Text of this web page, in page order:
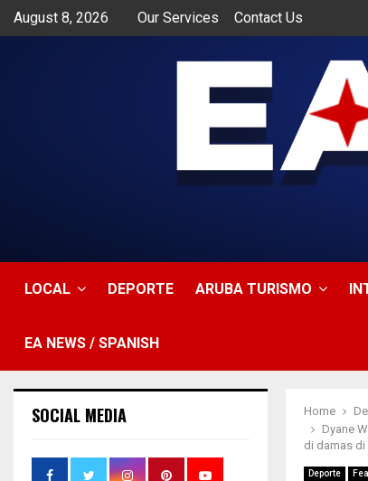
August 8, 2026 Our Services Contact Us
LOCAL DEPORTE ARUBA TURISMO
EA NEWS / SPANISH
Home
Dyane
di damas di
Deporte
SOCIAL MEDIA